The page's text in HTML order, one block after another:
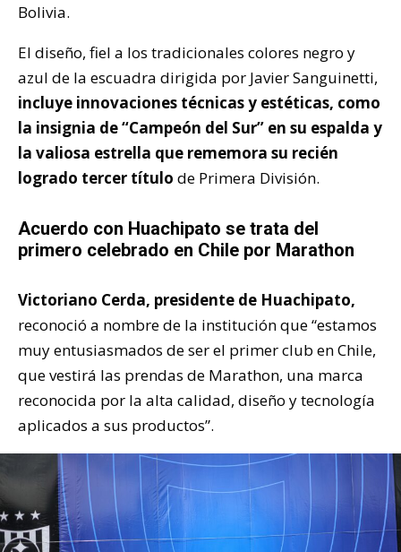
Bolivia.
El diseño, fiel a los tradicionales colores negro y
azul de la escuadra dirigida por Javier Sanguinetti,
incluye innovaciones técnicas y estéticas, como
la insignia de “Campeón del Sur” en su espalda y
la valiosa estrella que rememora su recién
logrado tercer título de Primera División.
Acuerdo con Huachipato se trata del
primero celebrado en Chile por Marathon
Victoriano Cerda, presidente de Huachipato,
reconoció a nombre de la institución que “estamos
muy entusiasmados de ser el primer club en Chile,
que vestirá las prendas de Marathon, una marca
reconocida por la alta calidad, diseño y tecnología
aplicados a sus productos”.